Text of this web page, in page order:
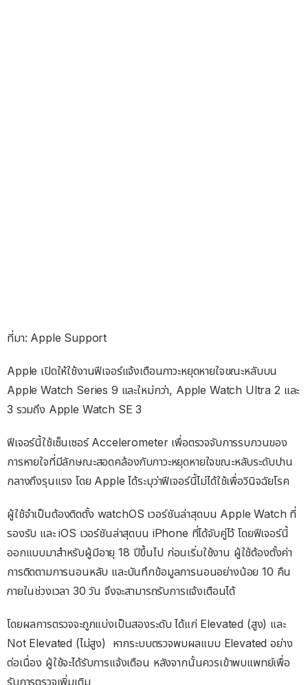
ที่มา: Apple Support
Apple เปิดให้ใช้งานฟีเจอร์แจ้งเตือนภาวะหยุดหายใจขณะหลับบน
Apple Watch Series 9 และใหม่กว่า, Apple Watch Ultra 2 และ
3 รวมถึง Apple Watch SE 3
ฟีเจอร์นี้ใช้เซ็นเซอร์ Accelerometer เพื่อตรวจจับการรบกวนของ
การหายใจที่มีลักษณะสอดคล้องกับภาวะหยุดหายใจขณะหลับระดับปาน
กลางถึงรุนแรง โดย Apple ได้ระบุว่าฟีเจอร์นี้ไม่ได้ใช้เพื่อวินิจฉัยโรค
ผู้ใช้จำเป็นต้องติดตั้ง watchOS เวอร์ชันล่าสุดบน Apple Watch ที่
รองรับ และ iOS เวอร์ชันล่าสุดบน iPhone ที่ได้จับคู่ไว้ โดยฟีเจอร์นี้
ออกแบบมาสำหรับผู้มีอายุ 18 ปีขึ้นไป ก่อนเริ่มใช้งาน ผู้ใช้ต้องตั้งค่า
การติดตามการนอนหลับ และบันทึกข้อมูลการนอนอย่างน้อย 10 คืน
ภายในช่วงเวลา 30 วัน จึงจะสามารถรับการแจ้งเตือนได้
โดยผลการตรวจจะถูกแบ่งเป็นสองระดับ ได้แก่ Elevated (สูง) และ
Not Elevated (ไม่สูง) หากระบบตรวจพบผลแบบ Elevated อย่าง
ต่อเนื่อง ผู้ใช้จะได้รับการแจ้งเตือน หลังจากนั้นควรเข้าพบแพทย์เพื่อ
รับการตรวจเพิ่มเติม